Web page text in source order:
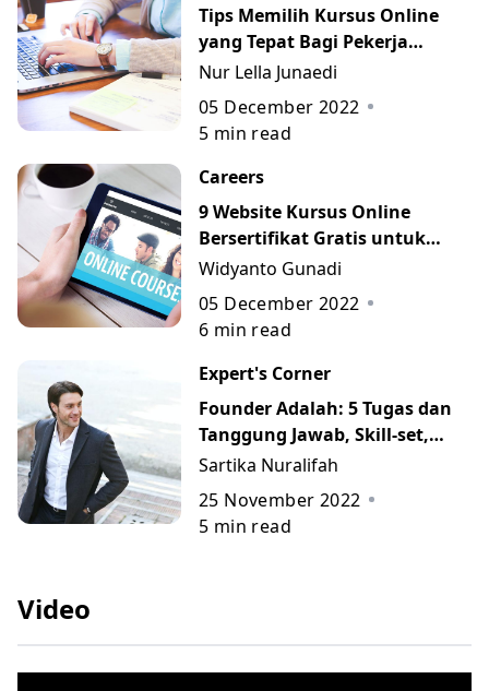
Tips Memilih Kursus Online
yang Tepat Bagi Pekerja
Profesional
Nur Lella Junaedi
05 December 2022
5 min read
Careers
9 Website Kursus Online
Bersertifikat Gratis untuk
Anda!
Widyanto Gunadi
05 December 2022
6 min read
Expert's Corner
Founder Adalah: 5 Tugas dan
Tanggung Jawab, Skill-set,
serta Perbedaannya dengan
Sartika Nuralifah
25 November 2022
5 min read
Video